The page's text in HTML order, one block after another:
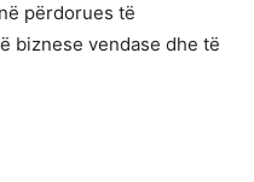
përdorues të
biznese vendase dhe të